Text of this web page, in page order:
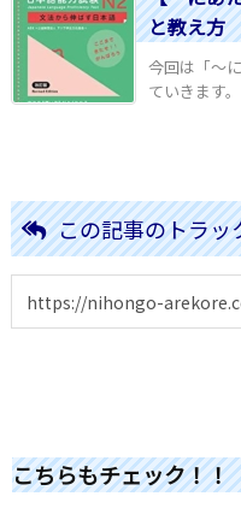
と教え方
今回は「～
ていきます
この記事のトラッ
こちらもチェック！！